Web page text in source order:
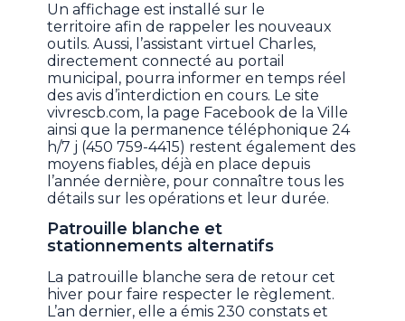
Un affichage est installé sur le
territoire afin de rappeler les nouveaux
outils. Aussi, l’assistant virtuel Charles,
directement connecté au portail
municipal, pourra informer en temps réel
des avis d’interdiction en cours. Le site
vivrescb.com, la page Facebook de la Ville
ainsi que la permanence téléphonique 24
h/7 j (450 759-4415) restent également des
moyens fiables, déjà en place depuis
l’année dernière, pour connaître tous les
détails sur les opérations et leur durée.
Patrouille blanche et
stationnements alternatifs
La patrouille blanche sera de retour cet
hiver pour faire respecter le règlement.
L’an dernier, elle a émis 230 constats et